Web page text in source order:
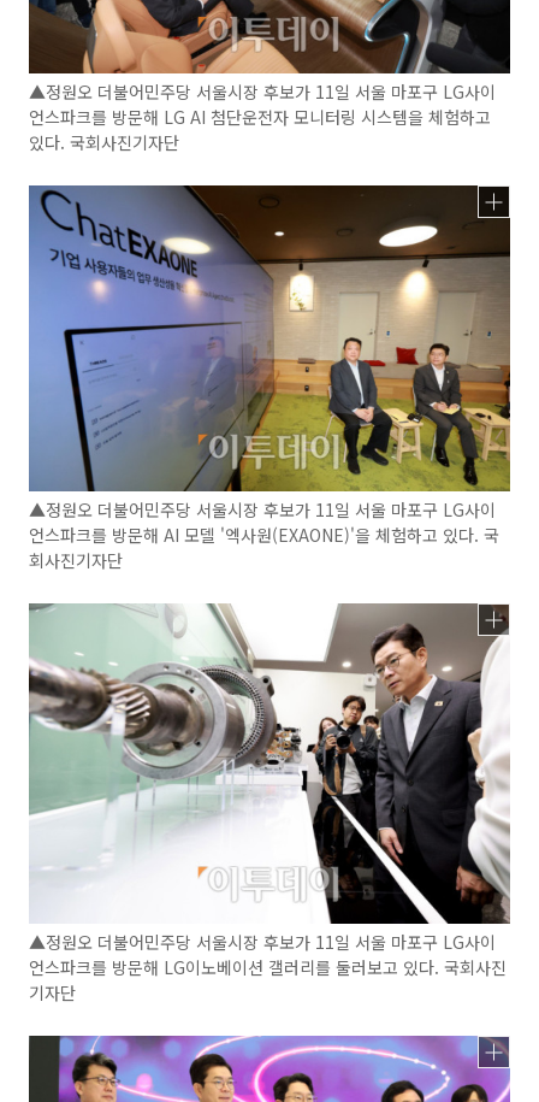
▲정원오 더불어민주당 서울시장 후보가 11일 서울 마포구 LG사이
언스파크를 방문해 LG AI 첨단운전자 모니터링 시스템을 체험하고
있다. 국회사진기자단
▲정원오 더불어민주당 서울시장 후보가 11일 서울 마포구 LG사이
언스파크를 방문해 AI 모델 '엑사원(EXAONE)'을 체험하고 있다. 국
회사진기자단
▲정원오 더불어민주당 서울시장 후보가 11일 서울 마포구 LG사이
언스파크를 방문해 LG이노베이션 갤러리를 둘러보고 있다. 국회사진
기자단